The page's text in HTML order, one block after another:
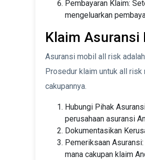
Pembayaran Klaim:
mengeluarkan
Klaim Asuransi
Asuransi mobil all risk
Prosedur klaim untuk all
cakupannya.
Hubungi Pihak
perusahaan asuransi
Dokumentasikan
Pemeriksaan
mana cakupan klaim